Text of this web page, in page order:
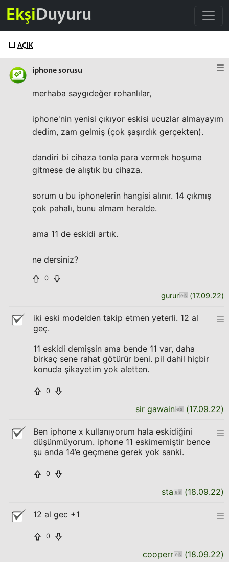
EkşiDuyuru
AÇIK
iphone sorusu
merhaba saygıdeğer rohanlılar,
iphone'nin yenisi çıkıyor eskisi ucuzlar almayayım
dedim, zam gelmiş (çok şaşırdık gerçekten).
dandiri bi cihaza tonla para vermek hoşuma
gitmese de alıştık bu cihaza.
sorum u bu iphonelerin hangisi alınır. 14 çıkmış
çok pahalı, bunu almam heralde.
ama 11 de eskidi artık.
ne dersiniz?
0
gurur (17.09.22)
iki eski modelden takip etmen yeterli. 12 al
geç.
11 eskidi demişsin ama bende 11 var, daha
birkaç sene rahat götürür beni. pil dahil hiçbir
konuda şikayetim yok aletten.
0
sir gawain (17.09.22)
Ben iphone x kullanıyorum hala eskidiğini
düşünmüyorum. iphone 11 eskimemiştir bence
şu anda 14’e geçmene gerek yok sanki.
0
sta (18.09.22)
12 al gec +1
0
cooperr (18.09.22)